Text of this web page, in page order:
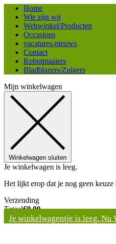
Home
Wie zijn wij
Webwinkel/Producten
Occasions
vacatures-nieuws
Contact
Robotmaaiers
Bladblazers/Zuigers
Mijn winkelwagen
Winkelwagen sluiten
Je winkelwagen is leeg.
Het lijkt erop dat je nog geen keuze
Verzending
Totaal€0,00
Je winkelwagentje is leeg. Nu